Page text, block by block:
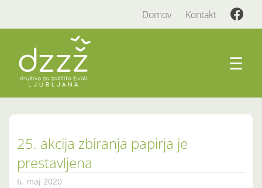
Domov Kontakt
☰
25. akcija zbiranja papirja je
prestavljena
6. maj 2020